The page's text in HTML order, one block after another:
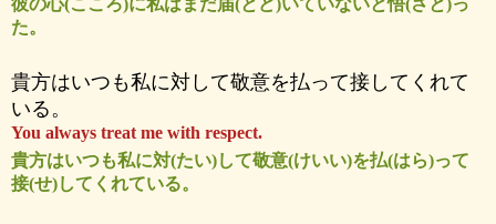
彼の心(こころ)に私はまだ届(とど)いていないと悟(さと)っ
た。
貴方はいつも私に対して敬意を払って接してくれて
いる。
You always treat me with respect.
貴方はいつも私に対(たい)して敬意(けいい)を払(はら)って
接(せ)してくれている。